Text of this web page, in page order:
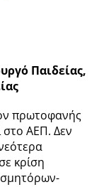
Παιδείας,
πρωτοφανής
στο ΑΕΠ. Δεν
κρίση